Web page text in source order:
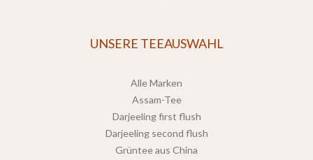
UNSERE TEEAUSWAHL
Alle Marken
Assam-Tee
Darjeeling first flush
Darjeeling second flush
Grüntee aus China